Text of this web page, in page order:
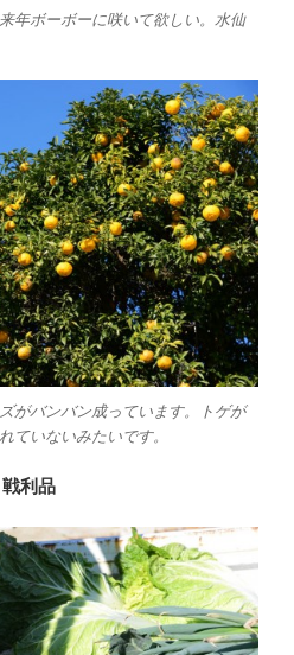
年ボーボーに咲いて欲しい。水仙
がバンバン成っています。トゲが
ていないみたいです。
戦利品